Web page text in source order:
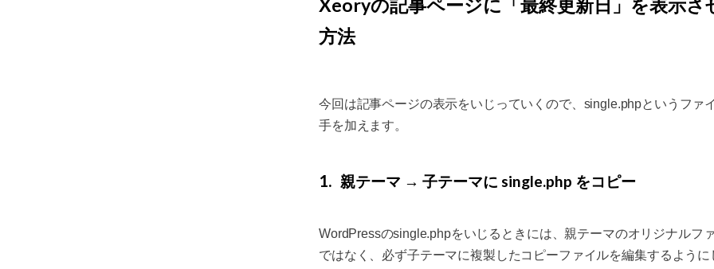
Xeoryの記事ページに「最終更新日」を表示さ
方法
今回は記事ページの表示をいじっていくので、single.phpというファ
手を加えます。
1 親テーマ → 子テーマに single.php をコピー
WordPressのsingle.phpをいじるときには、親テーマのオリジナルフ
ではなく、必ず子テーマに複製したコピーファイルを編集するように